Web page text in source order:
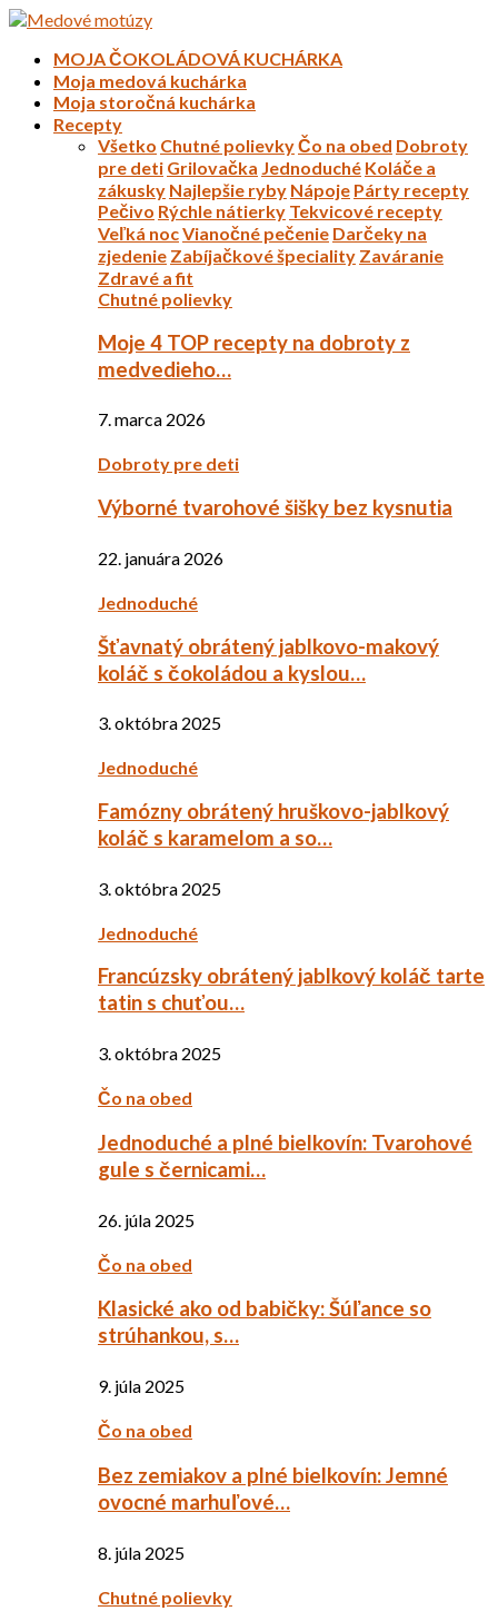
MOJA ČOKOLÁDOVÁ KUCHÁRKA
Moja medová kuchárka
Moja storočná kuchárka
Recepty
Všetko Chutné polievkyČo na obed Dobroty
pre deti Grilovačka Jednoduché Koláče a
zákusky Najlepšie ryby Nápoje Párty recepty
Pečivo Rýchle nátierky Tekvicové recepty
Veľká nocVianočné pečenie Darčeky na
zjedenie Zabíjačkové špeciality Zaváranie
Zdravé a fit
Chutné polievky
Moje 4 TOP recepty na dobroty z
medvedieho…
7. marca 2026
Dobroty pre deti
Výborné tvarohové šišky bez kysnutia
22. januára 2026
Jednoduché
Šťavnatý obrátený jablkovo-makový
koláč s čokoládou a kyslou…
3. októbra 2025
Jednoduché
Famózny obrátený hruškovo-jablkový
koláč s karamelom a so…
3. októbra 2025
Jednoduché
Francúzsky obrátený jablkový koláč tarte
tatin s chuťou…
3. októbra 2025
Čo na obed
Jednoduché a plné bielkovín: Tvarohové
gule s černicami…
26. júla 2025
Čo na obed
Klasické ako od babičky: Šúľance so
strúhankou, s…
9. júla 2025
Čo na obed
Bez zemiakov a plné bielkovín: Jemné
ovocné marhuľové…
8. júla 2025
Chutné polievky